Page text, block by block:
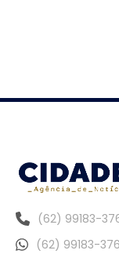
(62) 99183-
(62) 99183-